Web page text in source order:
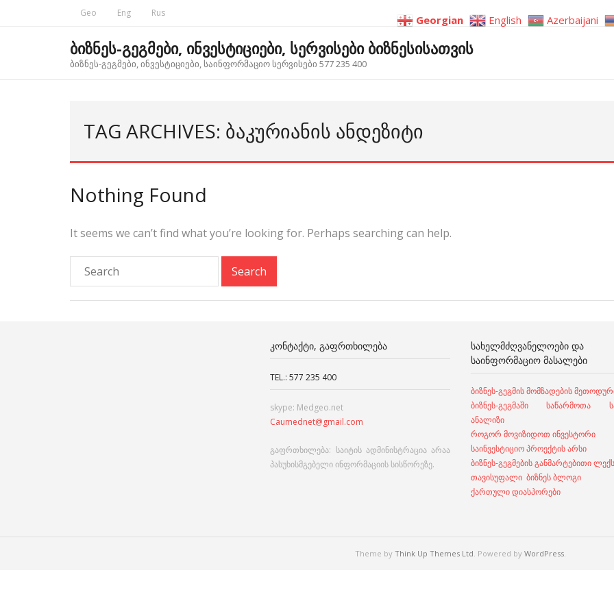
Geo Eng Rus
ბიზნეს-გეგმები, ინვესტიციები, სერვისები ბიზნესისათვის
ბიზნეს-გეგმები, ინვესტიციები, საინფორმაციო სერვისები 577 235 400
TAG ARCHIVES: ᲑᲐᲙᲣᲠᲘᲐᲜᲘᲡ ᲐᲜᲓᲔᲖᲘᲢᲘ
Nothing Found
It seems we can’t find what you’re looking for. Perhaps searching can help.
ᲙᲝᲜᲢᲐᲥᲢᲘ, ᲒᲐᲤᲠᲗᲮᲘᲚᲔᲑᲐ
TEL.: 577 235 400
skype: Medgeo.net
Caumednet@gmail.com
გაფრთხილება: საიტის ადმინისტრაცია არაა
პასუხისმგებელი ინფორმაციის სისწორეზე.
ᲡᲐᲮᲔᲚᲛᲫᲦᲕᲐᲜᲔᲚᲝᲔᲑᲘ ᲓᲐ
ᲡᲐᲘᲜᲤᲝᲠᲛᲐᲪᲘᲝ ᲛᲐᲡᲐᲚᲔᲑᲘ
ბიზნეს-გეგმის მომზადების
ბიზნეს-გეგმაში საწარმოთა
ანალიზი
როგორ მოვიზიდოთ ინვესტორი
საინვესტიციო პროექტის არსი
ბიზნეს-გეგმების განმარტებითი
თავისუფალი ბიზნეს ბლოგი
ქართული დიასპორები
Theme by Think Up Themes Ltd. Powered by WordPress.
Georgian English Azerbaijani